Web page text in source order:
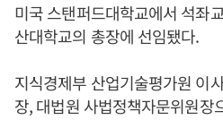
미국 스탠퍼드대학교에서 석좌
산대학교의 총장에 선임됐다.
지식경제부 산업기술평가원 이
장, 대법원 사법정책자문위원장